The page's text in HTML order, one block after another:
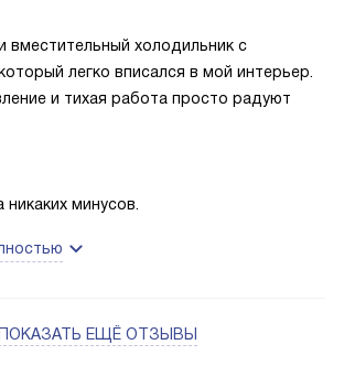
вместительный холодильник с
легко вписался в мой интерьер.
и тихая работа просто радуют
минусов.
ПОКАЗАТЬ ЕЩЁ ОТЗЫВЫ